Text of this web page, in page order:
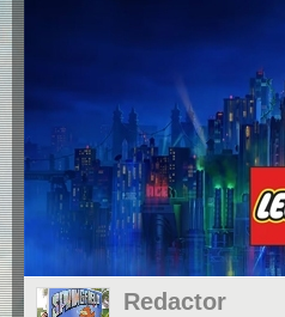
Redactor